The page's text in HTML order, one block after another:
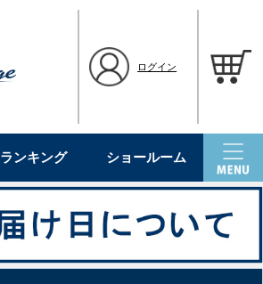
ログイン
ランキング ショールーム